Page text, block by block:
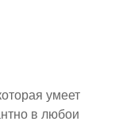
умеет
в любои